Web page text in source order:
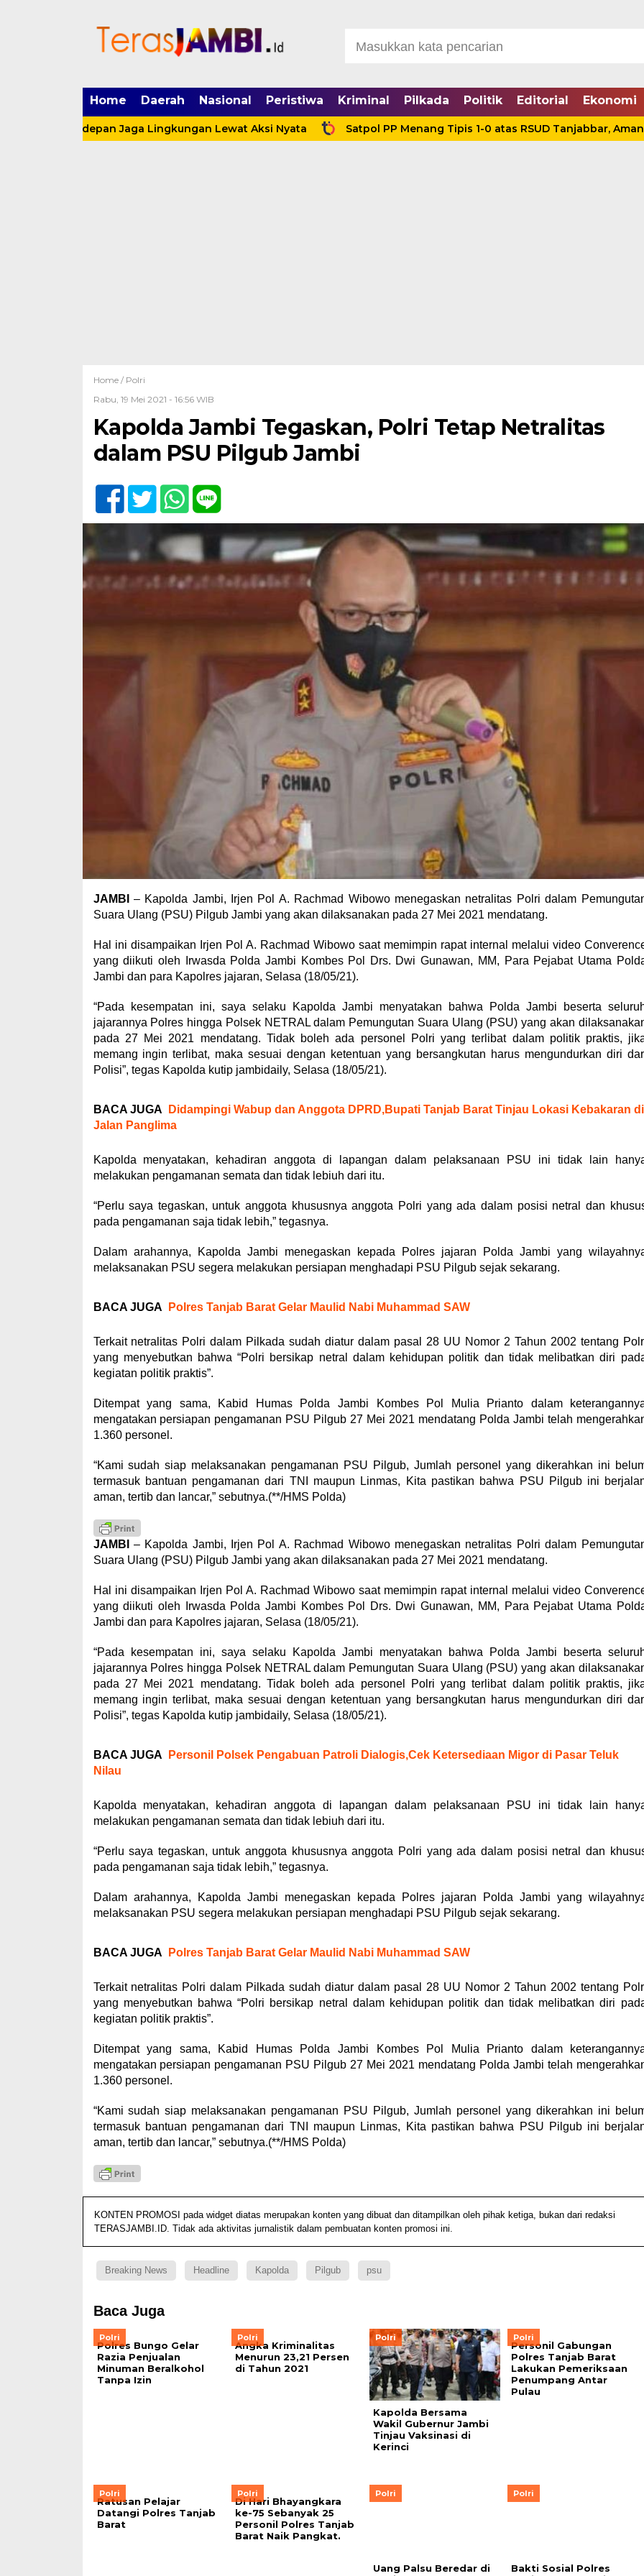
Home Daerah Nasional Peristiwa Kriminal Pilkada Politik Editorial Ekonomi
Terdepan Jaga Lingkungan Lewat Aksi Nyata Satpol PP Menang Tipis 1-0 atas RSUD Tanjabbar, Amankan Tiga
Home / Polri
Rabu, 19 Mei 2021 - 16:56 WIB
Kapolda Jambi Tegaskan, Polri Tetap Netralitas
dalam PSU Pilgub Jambi
JAMBI
– Kapolda Jambi, Irjen Pol A. Rachmad Wibowo menegaskan netralitas Polri dalam
Suara Ulang (PSU) Pilgub Jambi yang akan dilaksanakan pada 27 Mei 2021 mendatang.
Hal ini disampaikan Irjen Pol A. Rachmad Wibowo saat memimpin rapat internal melalui video
yang diikuti oleh Irwasda Polda Jambi Kombes Pol Drs. Dwi Gunawan, MM, Para Pejabat Utama
Jambi dan para Kapolres jajaran, Selasa (18/05/21).
“Pada kesempatan ini, saya selaku Kapolda Jambi menyatakan bahwa Polda Jambi beserta
jajarannya Polres hingga Polsek NETRAL dalam Pemungutan Suara Ulang (PSU) yang akan
pada 27 Mei 2021 mendatang. Tidak boleh ada personel Polri yang terlibat dalam politik praktis,
memang ingin terlibat, maka sesuai dengan ketentuan yang bersangkutan harus mengundurkan diri
Polisi”, tegas Kapolda kutip jambidaily, Selasa (18/05/21).
BACA JUGA
Didampingi Wabup dan Anggota DPRD,Bupati Tanjab Barat Tinjau Lokasi Kebakaran di
Jalan Panglima
Kapolda menyatakan, kehadiran anggota di lapangan dalam pelaksanaan PSU ini tidak lain
melakukan pengamanan semata dan tidak lebiuh dari itu.
“Perlu saya tegaskan, untuk anggota khususnya anggota Polri yang ada dalam posisi netral dan
pada pengamanan saja tidak lebih,” tegasnya.
Dalam arahannya, Kapolda Jambi menegaskan kepada Polres jajaran Polda Jambi yang
melaksanakan PSU segera melakukan persiapan menghadapi PSU Pilgub sejak sekarang.
BACA JUGA Polres Tanjab Barat Gelar Maulid Nabi Muhammad SAW
Terkait netralitas Polri dalam Pilkada sudah diatur dalam pasal 28 UU Nomor 2 Tahun 2002 tentang
yang menyebutkan bahwa “Polri bersikap netral dalam kehidupan politik dan tidak melibatkan diri
kegiatan politik praktis”.
Ditempat yang sama, Kabid Humas Polda Jambi Kombes Pol Mulia Prianto dalam
mengatakan persiapan pengamanan PSU Pilgub 27 Mei 2021 mendatang Polda Jambi telah
1.360 personel.
“Kami sudah siap melaksanakan pengamanan PSU Pilgub, Jumlah personel yang dikerahkan ini
termasuk bantuan pengamanan dari TNI maupun Linmas, Kita pastikan bahwa PSU Pilgub ini
aman, tertib dan lancar,” sebutnya.(**/HMS Polda)
JAMBI
– Kapolda Jambi, Irjen Pol A. Rachmad Wibowo menegaskan netralitas Polri dalam
Suara Ulang (PSU) Pilgub Jambi yang akan dilaksanakan pada 27 Mei 2021 mendatang.
Hal ini disampaikan Irjen Pol A. Rachmad Wibowo saat memimpin rapat internal melalui video
yang diikuti oleh Irwasda Polda Jambi Kombes Pol Drs. Dwi Gunawan, MM, Para Pejabat Utama
Jambi dan para Kapolres jajaran, Selasa (18/05/21).
“Pada kesempatan ini, saya selaku Kapolda Jambi menyatakan bahwa Polda Jambi beserta
jajarannya Polres hingga Polsek NETRAL dalam Pemungutan Suara Ulang (PSU) yang akan
pada 27 Mei 2021 mendatang. Tidak boleh ada personel Polri yang terlibat dalam politik praktis,
memang ingin terlibat, maka sesuai dengan ketentuan yang bersangkutan harus mengundurkan diri
Polisi”, tegas Kapolda kutip jambidaily, Selasa (18/05/21).
BACA JUGA
Personil Polsek Pengabuan Patroli Dialogis,Cek Ketersediaan Migor di Pasar Teluk
Nilau
Kapolda menyatakan, kehadiran anggota di lapangan dalam pelaksanaan PSU ini tidak lain
melakukan pengamanan semata dan tidak lebiuh dari itu.
“Perlu saya tegaskan, untuk anggota khususnya anggota Polri yang ada dalam posisi netral dan
pada pengamanan saja tidak lebih,” tegasnya.
Dalam arahannya, Kapolda Jambi menegaskan kepada Polres jajaran Polda Jambi yang
melaksanakan PSU segera melakukan persiapan menghadapi PSU Pilgub sejak sekarang.
BACA JUGA Polres Tanjab Barat Gelar Maulid Nabi Muhammad SAW
Terkait netralitas Polri dalam Pilkada sudah diatur dalam pasal 28 UU Nomor 2 Tahun 2002 tentang
yang menyebutkan bahwa “Polri bersikap netral dalam kehidupan politik dan tidak melibatkan diri
kegiatan politik praktis”.
Ditempat yang sama, Kabid Humas Polda Jambi Kombes Pol Mulia Prianto dalam
mengatakan persiapan pengamanan PSU Pilgub 27 Mei 2021 mendatang Polda Jambi telah
1.360 personel.
“Kami sudah siap melaksanakan pengamanan PSU Pilgub, Jumlah personel yang dikerahkan ini
termasuk bantuan pengamanan dari TNI maupun Linmas, Kita pastikan bahwa PSU Pilgub ini
aman, tertib dan lancar,” sebutnya.(**/HMS Polda)
KONTEN PROMOSI pada widget diatas merupakan konten yang dibuat dan ditampilkan oleh pihak ketiga, bukan dari redaksi
TERASJAMBI.ID. Tidak ada aktivitas jurnalistik dalam pembuatan konten promosi ini.
Breaking News Headline Kapolda Pilgub psu
Baca Juga
Polri
Polres Bungo Gelar
Razia Penjualan
Minuman Beralkohol
Tanpa Izin
Polri
Angka Kriminalitas
Menurun 23,21 Persen
di Tahun 2021
Polri
Kapolda Bersama
Wakil Gubernur Jambi
Tinjau Vaksinasi di
Kerinci
Polri
Personil Gabungan
Polres Tanjab Barat
Lakukan Pemeriksaan
Penumpang Antar
Pulau
Polri
Ratusan Pelajar
Datangi Polres Tanjab
Barat
Polri
Di Hari Bhayangkara
ke-75 Sebanyak 25
Personil Polres Tanjab
Barat Naik Pangkat.
Polri
Uang Palsu Beredar di
Polri
Bakti Sosial Polres